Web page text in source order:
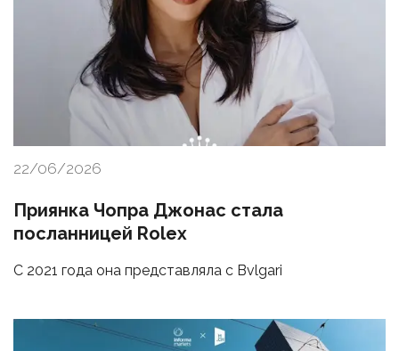
22/06/2026
Приянка Чопра Джонас стала
посланницей Rolex
С 2021 года она представляла с Bvlgari